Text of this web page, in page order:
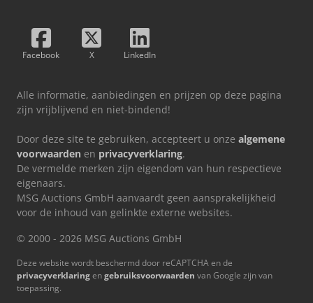
Facebook X LinkedIn
Alle informatie, aanbiedingen en prijzen op deze pagina
zijn vrijblijvend en niet-bindend!
Door deze site te gebruiken, accepteert u onze algemene
voorwaarden en privacyverklaring.
De vermelde merken zijn eigendom van hun respectieve
eigenaars.
MSG Auctions GmbH aanvaardt geen aansprakelijkheid
voor de inhoud van gelinkte externe websites.
© 2000 - 2026 MSG Auctions GmbH
Deze website wordt beschermd door reCAPTCHA en de
privacyverklaringengebruiksvoorwaarden van Google zijn van
toepassing.